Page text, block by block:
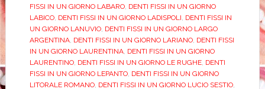
FISSI IN UN GIORNO LABARO, DENTI FISSI IN UN GIORNO
LABICO, DENTI FISSI IN UN GIORNO LADISPOLI DENTI FISSI IN
UN GIORNO LANUVIO, DENTI FISSI IN UN GIORNO LARGO
ARGENTINA, DENTI FISSI IN UN GIORNO LARIANO, DENTI FISSI
IN UN GIORNO LAURENTINA, DENTI FISSI IN UN GIORNO
LAURENTINO, DENTI FISSI IN UN GIORNO LE RUGHE, DENTI
FISSI IN UN GIORNO LEPANTO, DENTI FISSI IN UN GIORNO
LITORALE ROMANO, DENTI FISSI IN UN GIORNO LUCIO SESTIO,